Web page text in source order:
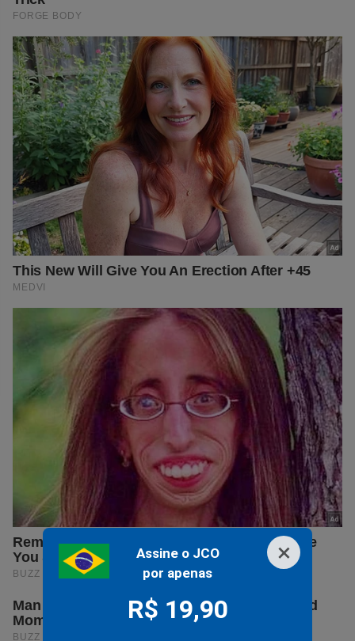
×
Assine o JCO
por apenas
R$ 19,90